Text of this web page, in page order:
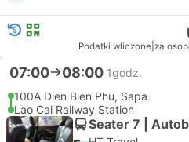
Podatki wliczone za
07:00 08:00 1godz.
100A Dien Bien Phu, Sapa
Lao Cai Railway Station
Seater 7 |